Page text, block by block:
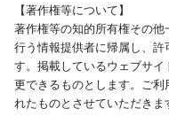
【著作権等について】
著作権等の知的所有権その
行う情報提供者に帰属し、
す。掲載しているウェブサイ
更できるものとします。ご
れたものとさせていただきま